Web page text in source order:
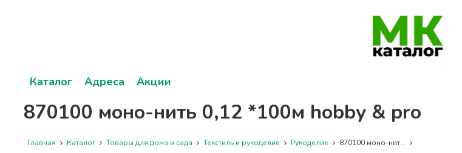
Каталог Адреса Акции
870100 моно-нить 0,12 *100м hobby & pro
Главная Каталог Товары для дома и сада Текстиль и рукоделие Рукоделие 870100 моно-нит...